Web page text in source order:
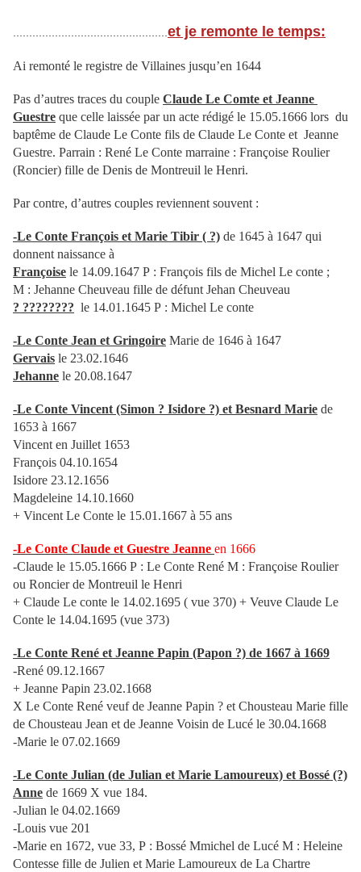
et je remonte le temps:
Ai remonté le registre de Villaines jusqu’en 1644
Pas d’autres traces du couple Claude Le Comte et Jeanne
Guestre que celle laissée par un acte rédigé le 15.05.1666 lors du
baptême de Claude Le Conte fils de Claude Le Conte et Jeanne
Guestre. Parrain : René Le Conte marraine : Françoise Roulier
(Roncier) fille de Denis de Montreuil le Henri.
Par contre, d’autres couples reviennent souvent :
-Le Conte François et Marie Tibir ( ?) de 1645 à 1647 qui
donnent naissance à
Françoise le 14.09.1647 P : François fils de Michel Le conte ;
M : Jehanne Cheuveau fille de défunt Jehan Cheuveau
? ???????? le 14.01.1645 P : Michel Le conte
-Le Conte Jean et Gringoire Marie de 1646 à 1647
Gervais le 23.02.1646
Jehanne le 20.08.1647
-Le Conte Vincent (Simon ? Isidore ?) et Besnard Marie de
1653 à 1667
Vincent en Juillet 1653
François 04.10.1654
Isidore 23.12.1656
Magdeleine 14.10.1660
+ Vincent Le Conte le 15.01.1667 à 55 ans
-Le Conte Claude et Guestre Jeanne en 1666
-Claude le 15.05.1666 P : Le Conte René M : Françoise Roulier
ou Roncier de Montreuil le Henri
+ Claude Le conte le 14.02.1695 ( vue 370) + Veuve Claude Le
Conte le 14.04.1695 (vue 373)
-Le Conte René et Jeanne Papin (Papon ?) de 1667 à 1669
-René 09.12.1667
+ Jeanne Papin 23.02.1668
X Le Conte René veuf de Jeanne Papin ? et Chousteau Marie fille
de Chousteau Jean et de Jeanne Voisin de Lucé le 30.04.1668
-Marie le 07.02.1669
-Le Conte Julian (de Julian et Marie Lamoureux) et Bossé (?)
Anne de 1669 X vue 184.
-Julian le 04.02.1669
-Louis vue 201
-Marie en 1672, vue 33, P : Bossé Mmichel de Lucé M : Heleine
Contesse fille de Julien et Marie Lamoureux de La Chartre